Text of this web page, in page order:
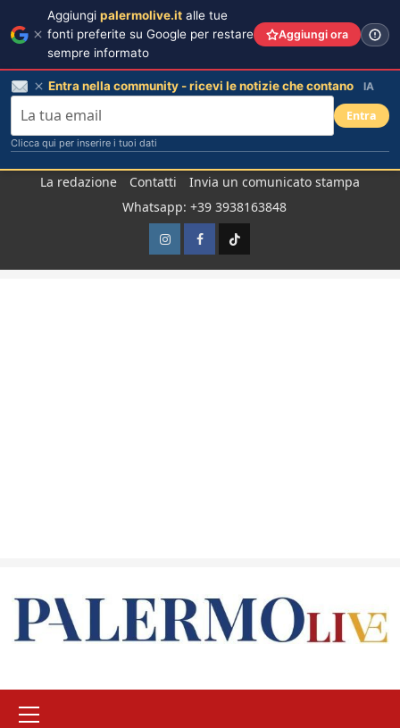
La redazione Contatti
Invia un comunicato stampa
Whatsapp: +39 3938163848
InstagramFacebook
TikTok
principale
Aggiungi palermolive.it alle tue
fonti preferite su Google per restare
sempre informato
Aggiungi ora
Entra nella community - ricevi le notizie che contano IA
Entra
Clicca qui per inserire i tuoi dati